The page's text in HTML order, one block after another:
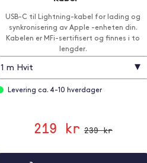
USB-C til Lightning-kabel for lading og
synkronisering av Apple -enheten din.
Kabelen er MFi-sertifisert og finnes i to
lengder.
1 m Hvit ▾
Levering ca. 4-10 hverdager
219 kr 239 kr